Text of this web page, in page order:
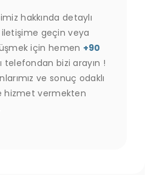
hakkında detaylı
geçin veya
için hemen +90
telefondan bizi arayın !
ve sonuç odaklı
hizmet vermekten